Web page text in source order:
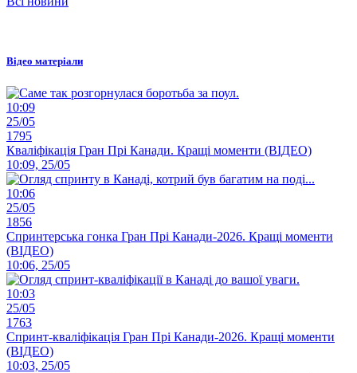
Відео матеріали
10:09
25/05
1795
Кваліфікація Гран Прі Канади. Кращі моменти (ВІДЕО)
10:09, 25/05
10:06
25/05
1856
Спринтерська гонка Гран Прі Канади-2026. Кращі моменти
(ВІДЕО)
10:06, 25/05
10:03
25/05
1763
Спринт-кваліфікація Гран Прі Канади-2026. Кращі моменти
(ВІДЕО)
10:03, 25/05